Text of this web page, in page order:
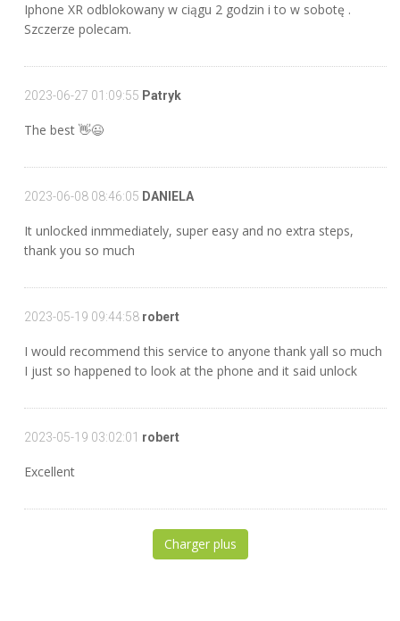
Iphone XR odblokowany w ciągu 2 godzin i to w sobotę .
Szczerze polecam.
2023-06-27 01:09:55 Patryk
The best 👋😉
2023-06-08 08:46:05 DANIELA
It unlocked inmmediately, super easy and no extra steps,
thank you so much
2023-05-19 09:44:58 robert
I would recommend this service to anyone thank yall so much
I just so happened to look at the phone and it said unlock
2023-05-19 03:02:01 robert
Excellent
Charger plus